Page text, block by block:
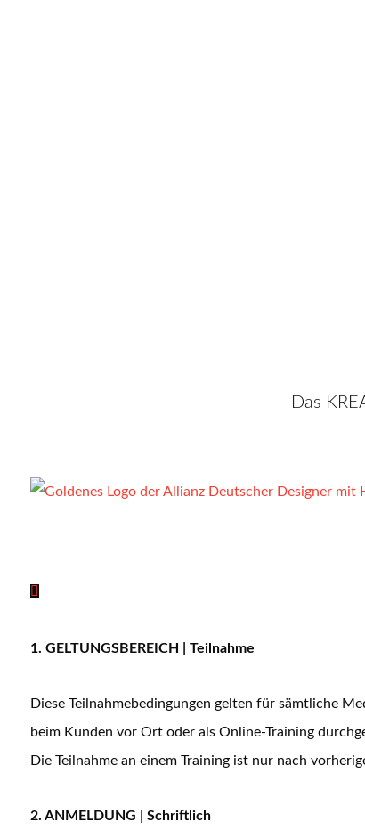
Das
1. GELTUNGSBEREICH | Teilnahme
Diese Teilnahmebedingungen gelten für sämtliche
beim Kunden vor Ort oder als Online-Training
Die Teilnahme an einem Training ist nur nach
2. ANMELDUNG | Schriftlich